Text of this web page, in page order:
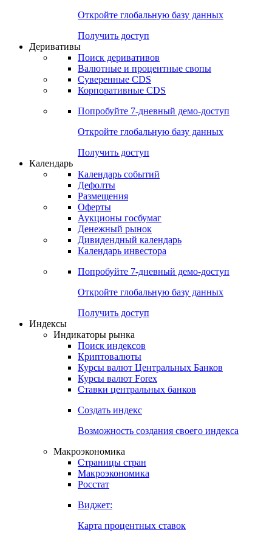
Откройте глобальную базу данных
Получить доступ
Деривативы
Поиск деривативов
Валютные и процентные свопы
Суверенные CDS
Корпоративные CDS
Попробуйте 7-дневный демо-доступ
Откройте глобальную базу данных
Получить доступ
Календарь
Календарь событий
Дефолты
Размещения
Оферты
Аукционы госбумаг
Денежный рынок
Дивидендный календарь
Календарь инвестора
Попробуйте 7-дневный демо-доступ
Откройте глобальную базу данных
Получить доступ
Индексы
Индикаторы рынка
Поиск индексов
Криптовалюты
Курсы валют Центральных Банков
Курсы валют Forex
Ставки центральных банков
Создать индекс
Возможность создания своего индекса
Макроэкономика
Страницы стран
Макроэкономика
Росстат
Виджет:
Карта процентных ставок